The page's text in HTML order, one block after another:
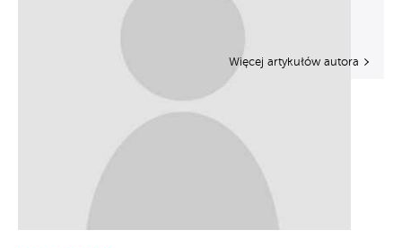
Więcej artykułów autora